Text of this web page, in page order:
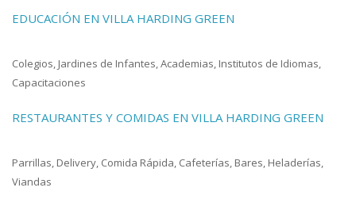
EDUCACIÓN EN VILLA HARDING GREEN
Colegios, Jardines de Infantes, Academias, Institutos de Idiomas,
Capacitaciones
RESTAURANTES Y COMIDAS EN VILLA HARDING GREEN
Parrillas, Delivery, Comida Rápida, Cafeterías, Bares, Heladerías,
Viandas